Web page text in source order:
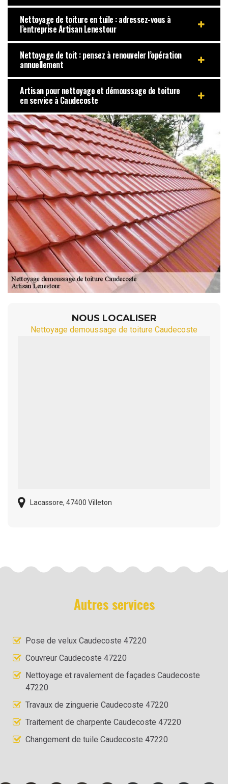
Nettoyage de toiture en tuile : adressez-vous à
l’entreprise Artisan Lenestour
Nettoyage de toit : pensez à renouveler l’opération
annuellement
Artisan pour nettoyage et démoussage de toiture
en service à Caudecoste
NOUS LOCALISER
Nettoyage demoussage de toiture Caudecoste
Lacassore, 47400 Villeton
Autres services
Pose de velux Caudecoste 47220
Couvreur Caudecoste 47220
Nettoyage et ravalement de façades Caudecoste
47220
Travaux de zinguerie Caudecoste 47220
Traitement de charpente Caudecoste 47220
Changement de tuile Caudecoste 47220